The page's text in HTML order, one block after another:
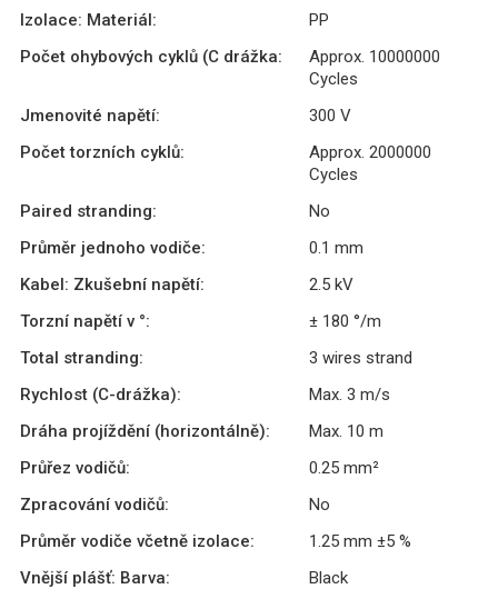
Izolace: Materiál:
PP
Počet ohybových cyklů (C drážka:
Approx. 10000000
Cycles
Jmenovité napětí:
300 V
Počet torzních cyklů:
Approx. 2000000
Cycles
Paired stranding:
No
Průměr jednoho vodiče:
0.1 mm
Kabel: Zkušební napětí:
2.5 kV
Torzní napětí v °:
± 180 °/m
Total stranding:
3 wires strand
Rychlost (C-drážka):
Max. 3 m/s
Dráha projíždění (horizontálně):
Max. 10 m
Průřez vodičů:
0.25 mm²
Zpracování vodičů:
No
Průměr vodiče včetně izolace:
1.25 mm ±5 %
Vnější plášť: Barva:
Black